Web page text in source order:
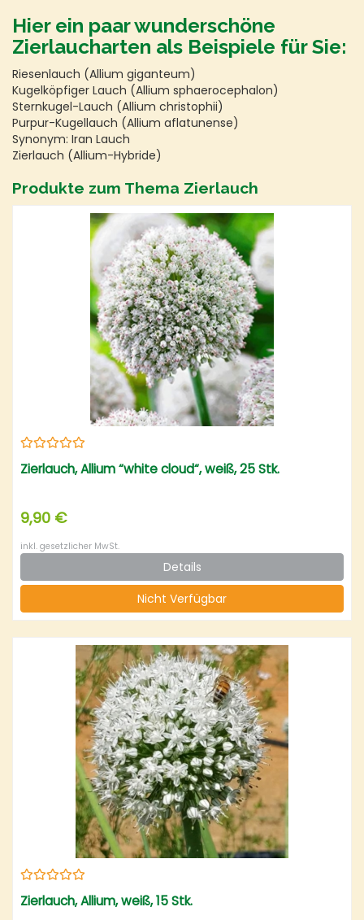
Hier ein paar wunderschöne
Zierlaucharten als Beispiele für Sie:
Riesenlauch (Allium giganteum)
Kugelköpfiger Lauch (Allium sphaerocephalon)
Sternkugel-Lauch (Allium christophii)
Purpur-Kugellauch (Allium aflatunense)
Synonym: Iran Lauch
Zierlauch (Allium-Hybride)
Produkte zum Thema Zierlauch
Zierlauch, Allium “white cloud“, weiß, 25 Stk.
9,90 €
inkl. gesetzlicher MwSt.
Details
Nicht Verfügbar
Zierlauch, Allium, weiß, 15 Stk.